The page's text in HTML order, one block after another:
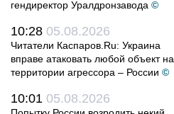
гендиректор Уралдронзавода ©
10:28 05.08.2026
Читатели Каспаров.Ru: Украина
вправе атаковать любой объект на
территории агрессора – России ©
10:01 05.08.2026